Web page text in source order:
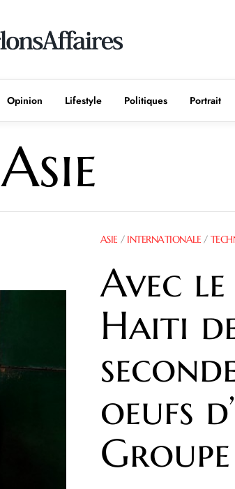
Opinion Lifestyle Politiques Portrait
Asie
ASIE / INTERNATIONALE /
Avec
Haiti
oeufs